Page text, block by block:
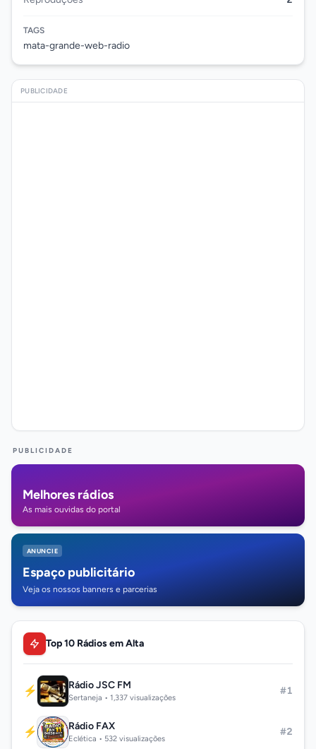
TAGS
mata-grande-web-radio
PUBLICIDADE
PUBLICIDADE
Melhores rádios
As mais ouvidas do portal
ANUNCIE
Espaço publicitário
Veja os nossos banners e parcerias
Top 10 Rádios em Alta
⚡ Rádio JSC FM
Sertaneja • 1,337 visualizações
#1
⚡ Rádio FAX
Eclética • 532 visualizações
#2